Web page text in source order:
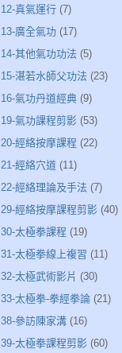
12-真氣運行 (7)
13-廣全氣功 (17)
14-其他氣功功法 (5)
15-湛若水師父功法 (23)
16-氣功丹道經典 (9)
19-氣功課程剪影 (53)
20-經絡按摩課程 (22)
21-經絡穴道 (11)
22-經絡理論及手法 (7)
29-經絡按摩課程剪影 (40)
30-太極拳課程 (19)
31-太極拳線上複習 (11)
32-太極武術影片 (30)
33-太極拳-拳經拳論 (21)
38-參訪陳家溝 (16)
39-太極拳課程剪影 (60)